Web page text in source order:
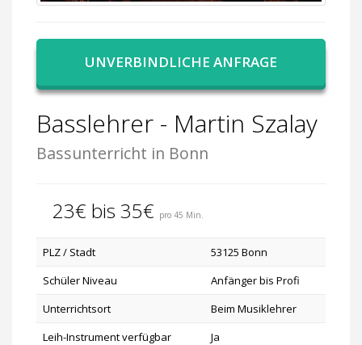
UNVERBINDLICHE ANFRAGE
Basslehrer - Martin Szalay
Bassunterricht in Bonn
23€ bis 35€ pro 45 Min.
PLZ / Stadt
53125 Bonn
Schüler Niveau
Anfänger bis Profi
Unterrichtsort
Beim Musiklehrer
Leih-Instrument verfügbar
Ja